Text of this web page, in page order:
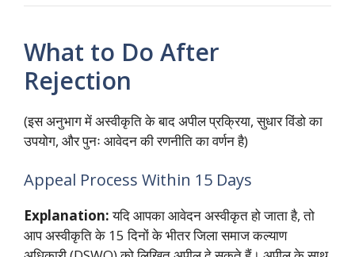
What to Do After
Rejection
(इस अनुभाग में अस्वीकृति के बाद अपील प्रक्रिया, सुधार विंडो का
उपयोग, और पुनः आवेदन की रणनीति का वर्णन है)
Appeal Process Within 15 Days
Explanation:यदि आपका आवेदन अस्वीकृत हो जाता है, तो
आप अस्वीकृति के 15 दिनों के भीतर जिला समाज कल्याण